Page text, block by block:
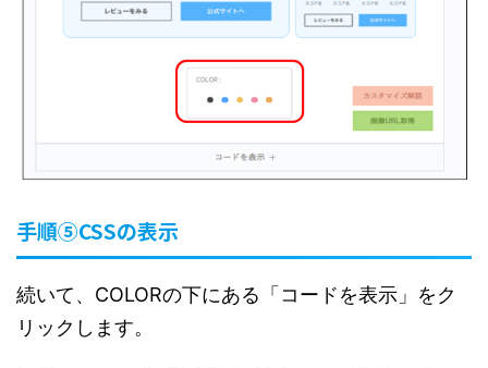
手順⑤CSSの表示
続いて、COLORの下にある「コードを表示」をク
リックします。